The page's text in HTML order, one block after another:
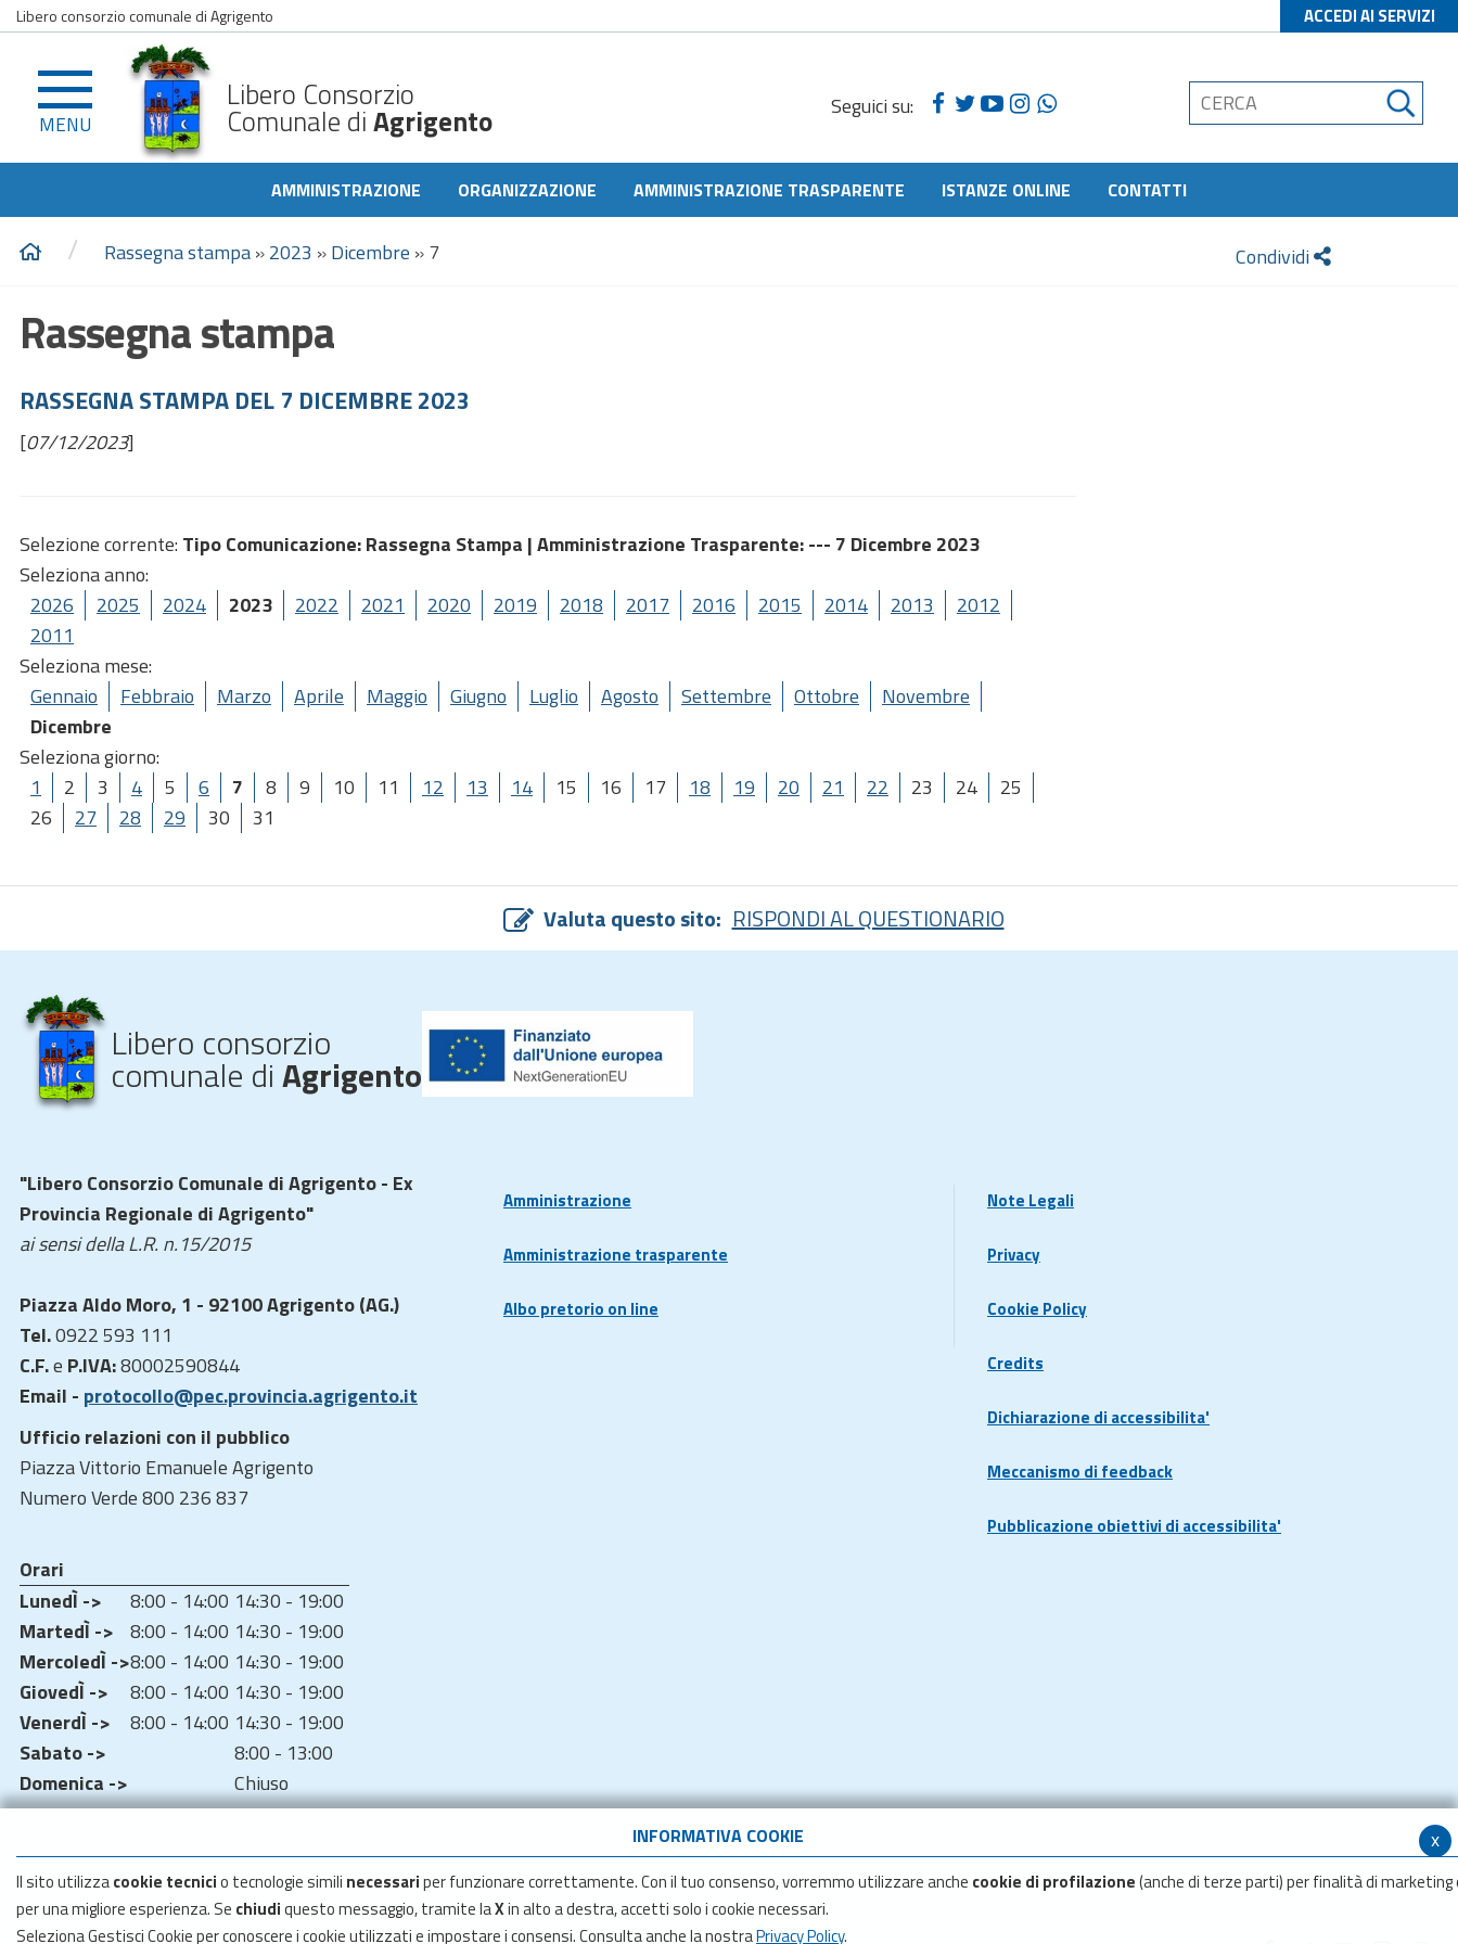
x
INFORMATIVA COOKIE
Il sito utilizzacookie tecnicio tecnologie simili necessariper funzionare correttamente. Con il tuo consenso, vorremmo utilizzare anche cookie di profilazione(anche di terze parti) per finalità di marketing
per una migliore esperienza. Se chiudiquesto messaggio, tramite laXin alto a destra, accetti solo i cookie necessari.
Seleziona Gestisci Cookie per conoscere i cookie utilizzati e impostare i consensi. Consulta anche la nostraPrivacy Policy.
Libero consorzio comunale di Agrigento ACCEDI AI SERVIZI
MENU
Libero Consorzio
Comunale diAgrigento Seguici su:
AMMINISTRAZIONE ORGANIZZAZIONE AMMINISTRAZIONE TRASPARENTE ISTANZE ONLINE CONTATTI
/ Rassegna stampa»2023 »Dicembre »7 Condividi
Rassegna stampa
RASSEGNA STAMPA DEL 7 DICEMBRE 2023
[07/12/2023]
Selezione corrente: Tipo Comunicazione: Rassegna Stampa |Amministrazione Trasparente: --- 7 Dicembre 2023
Seleziona anno:
2026
2025 2024 2023 2022 2021 2020 2019 2018 2017 2016 2015 2014 2013
2012
2011
Seleziona mese:
Gennaio
Febbraio Marzo Aprile Maggio Giugno Luglio Agosto Settembre Ottobre
Novembre
Dicembre
Seleziona giorno:
1
2 3 4 5 6 7 8 9 10 11 12 13 14 15 16 17 18 19 20 21 22 23 24
25
26
27 28 29 30 31
Valuta questo sito: RISPONDI AL QUESTIONARIO
Libero consorzio
comunale diAgrigento
"Libero Consorzio Comunale di Agrigento - Ex
Provincia Regionale di Agrigento"
ai sensi della L.R. n.15/2015
Piazza Aldo Moro, 1 - 92100 Agrigento (AG.)
Tel.0922 593 111
C.F.e P.IVA:80002590844
Email - protocollo@pec.provincia.agrigento.it
Ufficio relazioni con il pubblico
Piazza Vittorio Emanuele Agrigento
Numero Verde 800 236 837
Orari
LunedÌ ->
8:00 - 14:00 14:30 - 19:00
MartedÌ -> 8:00 - 14:00 14:30 - 19:00
MercoledÌ ->8:00 - 14:00 14:30 - 19:00
GiovedÌ ->
8:00 - 14:00 14:30 - 19:00
VenerdÌ ->
8:00 - 14:00 14:30 - 19:00
Sabato ->
8:00 - 13:00
Domenica ->
Chiuso
Amministrazione
Amministrazione trasparente
Albo pretorio on line
Note Legali
Privacy
Cookie Policy
Credits
Dichiarazione di accessibilita'
Meccanismo di feedback
Pubblicazione obiettivi di accessibilita'